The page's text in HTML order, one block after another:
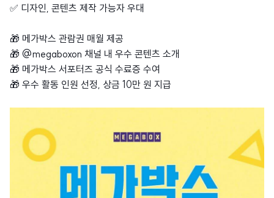
✅ 디자인, 콘텐츠 제작 가능자 우대
🎁 메가박스 관람권 매월 제공
🎁 @megaboxon 채널 내 우수 콘텐츠 소개
🎁 메가박스 서포터즈 공식 수료증 수여
🎁 우수 활동 인원 선정, 상금 10만 원 지급